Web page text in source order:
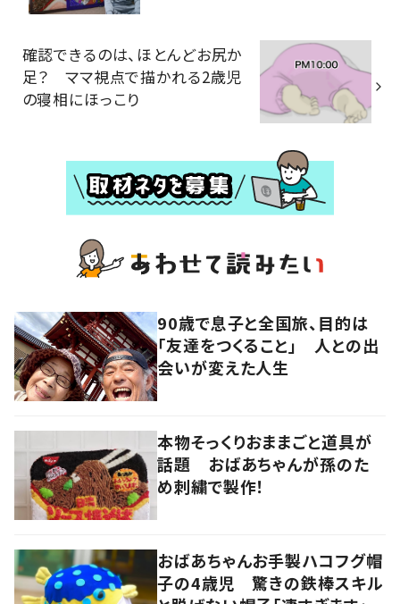
確認できるのは、ほとんどお尻か
足？ ママ視点で描かれる2歳児
の寝相にほっこり
90歳で息子と全国旅、目的は
「友達をつくること」 人との出
会いが変えた人生
本物そっくりおままごと道具が
話題 おばあちゃんが孫のた
め刺繍で製作！
おばあちゃんお手製ハコフグ帽
子の4歳児 驚きの鉄棒スキル